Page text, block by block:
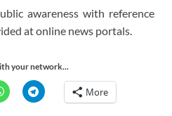
awareness with reference
at online news portals.
your network...
More